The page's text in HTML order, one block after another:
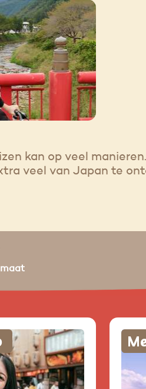
kan op veel
veel van Japan te
maat